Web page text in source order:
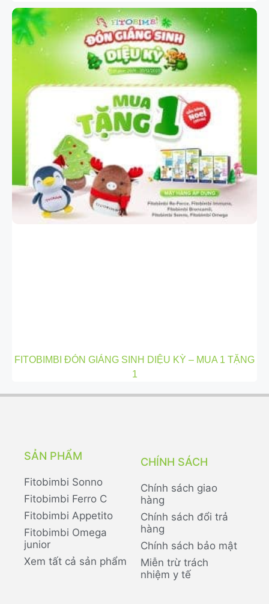
FITOBIMBI ĐÓN GIÁNG SINH DIỆU KỲ – MUA 1 TẶNG
1
SẢN PHẨM
Fitobimbi Sonno
Fitobimbi Ferro C
Fitobimbi Appetito
Fitobimbi Omega
junior
Xem tất cả sản phẩm
CHÍNH SÁCH
Chính sách giao
hàng
Chính sách đổi trả
hàng
Chính sách bảo mật
Miễn trừ trách
nhiệm y tế